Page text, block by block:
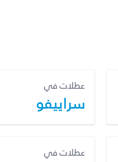
عطلات في
سراييفو
عطلات في